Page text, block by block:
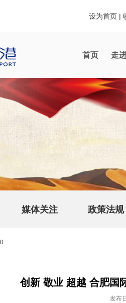
设为首页 |
首页 走
媒体关注 政策法规
创新 敬业 超越 合肥国
发布